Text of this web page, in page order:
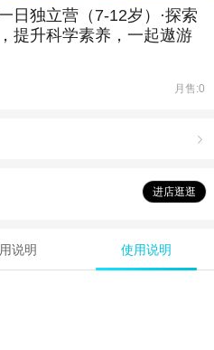
日独立营（7-12岁）·探索
提升科学素养，一起遨游
月售:0

进店逛逛
说明 使用说明